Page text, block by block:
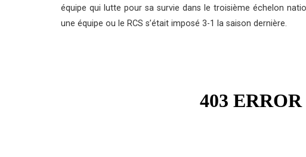
équipe qui lutte pour sa survie dans le troisième échelon
une équipe ou le RCS s’était imposé 3-1 la saison dernière.